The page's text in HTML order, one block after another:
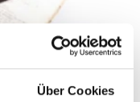
Über Cookies